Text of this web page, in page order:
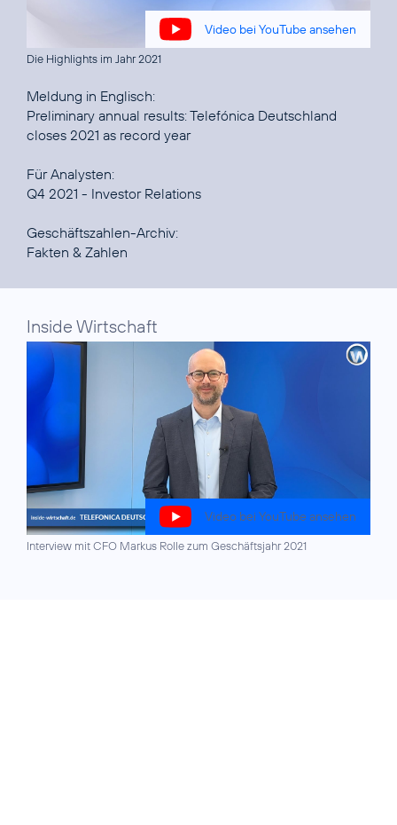
Video bei YouTube ansehen
Die Highlights im Jahr 2021
Preliminary annual results: Telefónica Deutschland
closes 2021 as record year
Q4 2021 - Investor Relations
Fakten & Zahlen
Inside Wirtschaft
Video bei YouTube ansehen
Interview mit CFO Markus Rolle zum Geschäftsjahr 2021